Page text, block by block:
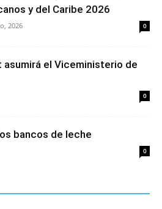
y del Caribe 2026
2026 0
el Viceministerio de
0
bancos de leche
0